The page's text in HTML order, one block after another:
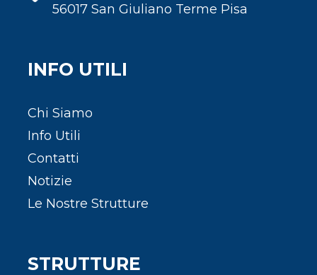
56017 San Giuliano Terme Pisa
INFO UTILI
Chi Siamo
Info Utili
Contatti
Notizie
Le Nostre Strutture
STRUTTURE